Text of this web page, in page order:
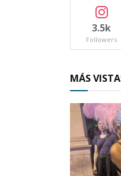
3.5k
Followers
MÁS